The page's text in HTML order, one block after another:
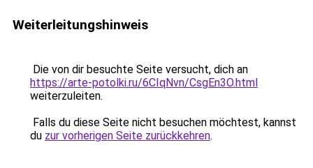
Weiterleitungshinweis
Die von dir besuchte Seite versucht, dich an
https://arte-potolki.ru/6CIqNvn/CsgEn3O.html
weiterzuleiten.
Falls du diese Seite nicht besuchen möchtest, kannst
du zur vorherigen Seite zurückkehren.